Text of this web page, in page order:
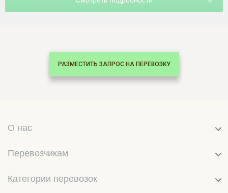
РАЗМЕСТИТЬ ЗАПРОС НА ПЕРЕВОЗКУ
О нас
Перевозчикам
Категории перевозок